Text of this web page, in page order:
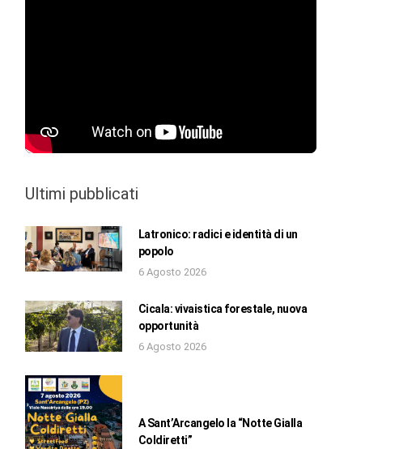
Ultimi pubblicati
Latronico: radici e identità di un
popolo
6 Agosto 2026
Cicala: vivaistica forestale, nuova
opportunità
6 Agosto 2026
A Sant’Arcangelo la “Notte Gialla
Coldiretti”